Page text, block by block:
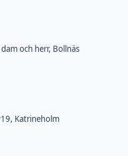
och herr, Bollnäs
Katrineholm